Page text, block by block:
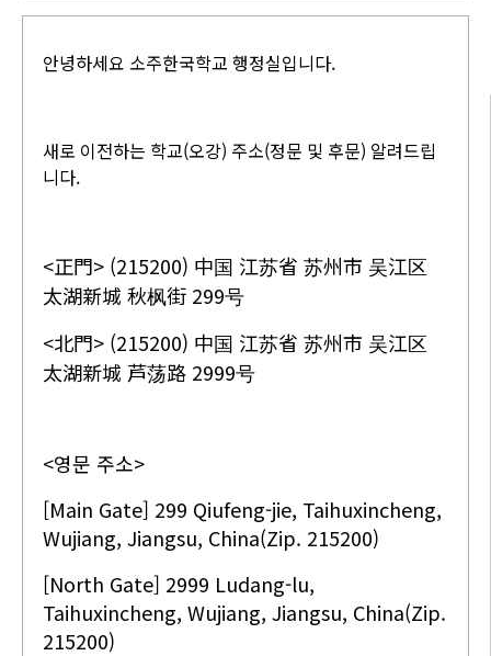
안녕하세요 소주한국학교 행정실입니다.
새로 이전하는 학교(오강) 주소(정문 및 후문) 알려드립
니다.
<正門> (215200) 中国 江苏省 苏州市 吴江区
太湖新城 秋枫街 299号
<北門> (215200) 中国 江苏省 苏州市 吴江区
太湖新城 芦荡路 2999号
<영문 주소>
[Main Gate] 299 Qiufeng-jie, Taihuxincheng,
Wujiang, Jiangsu, China(Zip. 215200)
[North Gate] 2999 Ludang-lu,
Taihuxincheng, Wujiang, Jiangsu, China(Zip.
215200)